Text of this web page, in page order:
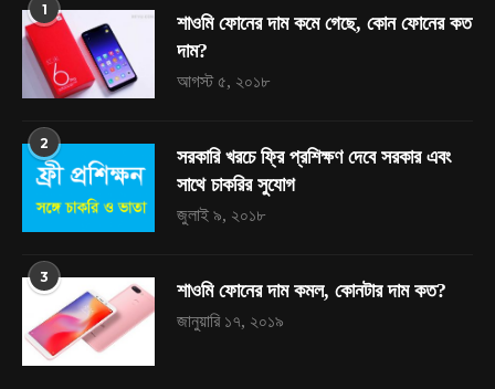
1
শাওমি ফোনের দাম কমে গেছে, কোন ফোনের কত
দাম?
আগস্ট ৫, ২০১৮
2
সরকারি খরচে ফ্রি প্রশিক্ষণ দেবে সরকার এবং
সাথে চাকরির সুযোগ
জুলাই ৯, ২০১৮
3
শাওমি ফোনের দাম কমল, কোনটার দাম কত?
জানুয়ারি ১৭, ২০১৯